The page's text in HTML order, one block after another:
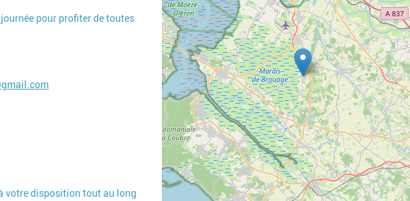
pour profiter de toutes
votre disposition tout au long